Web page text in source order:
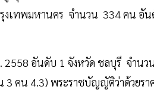
งเทพมหานคร จำนวน 334 คน
อันดับ 1 จังหวัด ชลบุรี จำน
3 คน 4.3) พระราชบัญญัติว่าด้วยร